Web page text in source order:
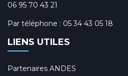
06 95 70 43 21
Par téléphone : 05 34 43 05 18
LIENS UTILES
Partenaires ANDES